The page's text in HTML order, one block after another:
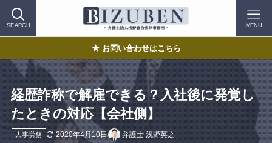
SEARCH MENU
★ お問い合わせはこちら
経歴詐称で解雇できる？入社後に発覚し
たときの対応【会社側】
人事労務 2020年4月10日 弁護士 浅野英之